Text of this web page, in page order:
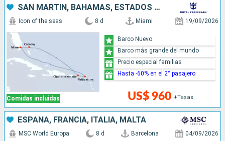
SAN MARTÍN, BAHAMAS, ESTADOS UNIDOS
Comidas incluidas
Icon of the seas 8 d Miami 19/09/2026
US$ 960 +Tasas
Barco Nuevo
Barco más grande del mundo
Precio especial familias
Hasta -60% en el 2° pasajero
ESPAÑA, FRANCIA, ITALIA, MALTA
MSC World Europa 8 d Barcelona 04/09/2026